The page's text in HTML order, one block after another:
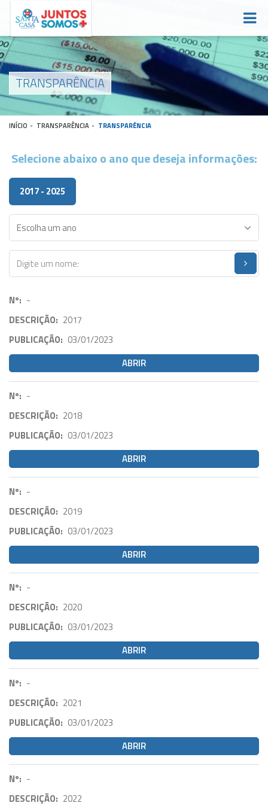
TRANSPARÊNCIA
INÍCIO - TRANSPARÊNCIA - TRANSPARÊNCIA
Selecione abaixo o ano que deseja informações:
2017 - 2025
Nº: -
DESCRIÇÃO: 2017
PUBLICAÇÃO: 03/01/2023
ABRIR
Nº: -
DESCRIÇÃO: 2018
PUBLICAÇÃO: 03/01/2023
ABRIR
Nº: -
DESCRIÇÃO: 2019
PUBLICAÇÃO: 03/01/2023
ABRIR
Nº: -
DESCRIÇÃO: 2020
PUBLICAÇÃO: 03/01/2023
ABRIR
Nº: -
DESCRIÇÃO: 2021
PUBLICAÇÃO: 03/01/2023
ABRIR
Nº: -
DESCRIÇÃO: 2022